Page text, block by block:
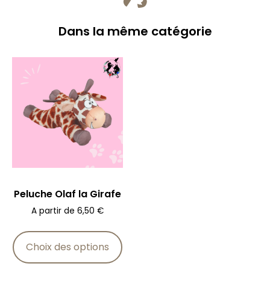
Dans la même catégorie
Peluche Olaf la Girafe
A partir de 6,50 €
Choix des options